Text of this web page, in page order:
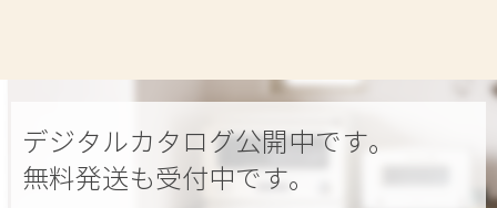
デジタルカタログ公開中です。
無料発送も受付中です。